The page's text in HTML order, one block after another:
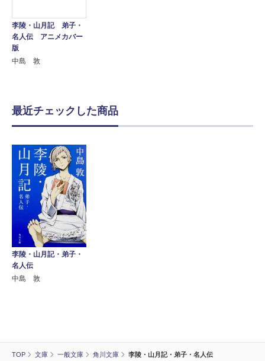
TOP 文庫 一般文庫 角川文庫 李陵・山月記・弟子・名人伝
李陵・山月記 弟子・
名人伝 アニメカバー
版
中島 敦
最近チェックした商品
李陵・山月記・弟子・
名人伝
中島 敦